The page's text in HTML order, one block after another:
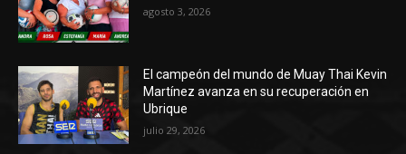
agosto 3, 2026
El campeón del mundo de Muay Thai Kevin
Martínez avanza en su recuperación en
Ubrique
julio 29, 2026